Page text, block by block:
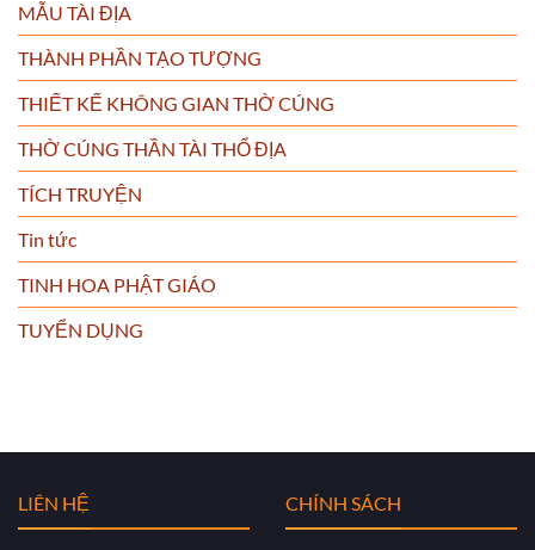
MẪU TÀI ĐỊA
THÀNH PHẦN TẠO TƯỢNG
THIẾT KẾ KHÔNG GIAN THỜ CÚNG
THỜ CÚNG THẦN TÀI THỔ ĐỊA
TÍCH TRUYỆN
Tin tức
TINH HOA PHẬT GIÁO
TUYỂN DỤNG
LIÊN HỆ CHÍNH SÁCH